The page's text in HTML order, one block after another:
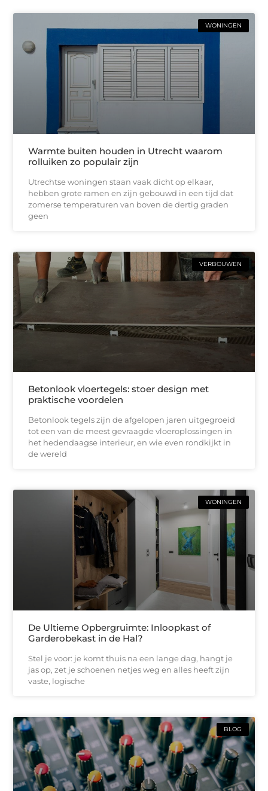
WONINGEN
Warmte buiten houden in Utrecht waarom
rolluiken zo populair zijn
Utrechtse woningen staan vaak dicht op elkaar,
hebben grote ramen en zijn gebouwd in een tijd dat
zomerse temperaturen van boven de dertig graden
geen
VERBOUWEN
Betonlook vloertegels: stoer design met
praktische voordelen
Betonlook tegels zijn de afgelopen jaren uitgegroeid
tot een van de meest gevraagde vloeroplossingen in
het hedendaagse interieur, en wie even rondkijkt in
de wereld
WONINGEN
De Ultieme Opbergruimte: Inloopkast of
Garderobekast in de Hal?
Stel je voor: je komt thuis na een lange dag, hangt je
jas op, zet je schoenen netjes weg en alles heeft zijn
vaste, logische
BLOG